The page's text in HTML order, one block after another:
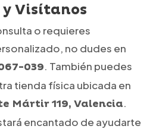
y Visítanos
o requieres
no dudes en
039. También puedes
tienda física ubicada en
Mártir 119, Valencia.
encantado de ayudarte